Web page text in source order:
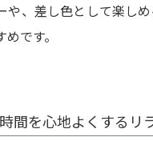
や、差し色として楽し
です。
間を心地よくするリ